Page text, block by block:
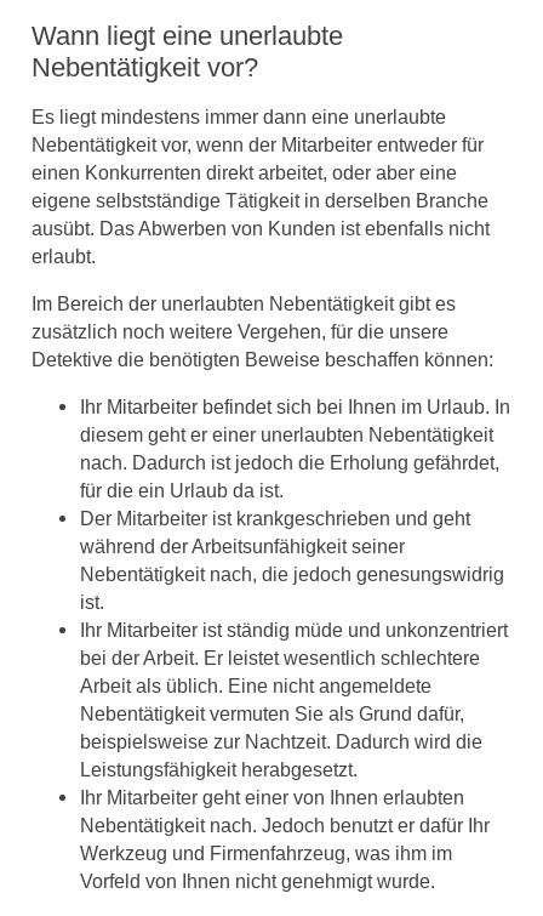
Wann liegt eine unerlaubte
Nebentätigkeit vor?
Es liegt mindestens immer dann eine unerlaubte
Nebentätigkeit vor, wenn der Mitarbeiter entweder für
einen Konkurrenten direkt arbeitet, oder aber eine
eigene selbstständige Tätigkeit in derselben Branche
ausübt. Das Abwerben von Kunden ist ebenfalls nicht
erlaubt.
Im Bereich der unerlaubten Nebentätigkeit gibt es
zusätzlich noch weitere Vergehen, für die unsere
Detektive die benötigten Beweise beschaffen können:
Ihr Mitarbeiter befindet sich bei Ihnen im Urlaub. In
diesem geht er einer unerlaubten Nebentätigkeit
nach. Dadurch ist jedoch die Erholung gefährdet,
für die ein Urlaub da ist.
Der Mitarbeiter ist krankgeschrieben und geht
während der Arbeitsunfähigkeit seiner
Nebentätigkeit nach, die jedoch genesungswidrig
ist.
Ihr Mitarbeiter ist ständig müde und unkonzentriert
bei der Arbeit. Er leistet wesentlich schlechtere
Arbeit als üblich. Eine nicht angemeldete
Nebentätigkeit vermuten Sie als Grund dafür,
beispielsweise zur Nachtzeit. Dadurch wird die
Leistungsfähigkeit herabgesetzt.
Ihr Mitarbeiter geht einer von Ihnen erlaubten
Nebentätigkeit nach. Jedoch benutzt er dafür Ihr
Werkzeug und Firmenfahrzeug, was ihm im
Vorfeld von Ihnen nicht genehmigt wurde.